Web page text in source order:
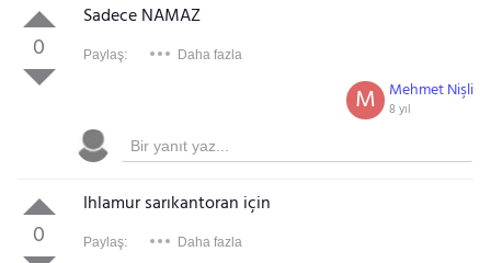
0
Sadece NAMAZ
Paylaş: Daha fazla
Mehmet Nişli
8 yıl
M
0
Ihlamur sarıkantoran için
Paylaş: Daha fazla